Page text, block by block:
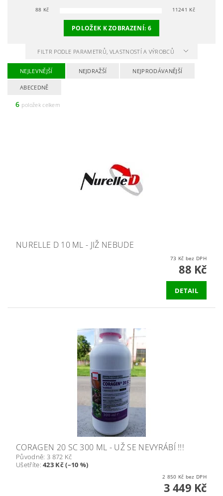
88 Kč 11241 Kč
POLOŽEK K ZOBRAZENÍ: 6
FILTR PODLE PARAMETRŮ, VLASTNOSTÍ A VÝROBCŮ
NEJLEVNĚJŠÍ NEJDRAŽŠÍ NEJPRODÁVANĚJŠÍ
ABECEDNĚ
6 položek celkem
NURELLE D 10 ML - JIŽ NEBUDE
73 Kč bez DPH
88 Kč
DETAIL
CORAGEN 20 SC 300 ML - UŽ SE NEVYRÁBÍ !!!
Původně: 3 872 Kč
Ušetříte:423 Kč (–10 %)
2 850 Kč bez DPH
3 449 Kč